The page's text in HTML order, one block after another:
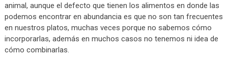
animal, aunque el defecto que tienen los alimentos en donde las
podemos encontrar en abundancia es que no son tan frecuentes
en nuestros platos, muchas veces porque no sabemos cómo
incorporarlas, además en muchos casos no tenemos ni idea de
cómo combinarlas.